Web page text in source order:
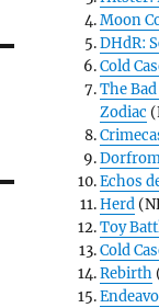
Moon
DHdR:
Cold
The
Zodiac
Echos
Herd
Toy
Cold
Rebirth